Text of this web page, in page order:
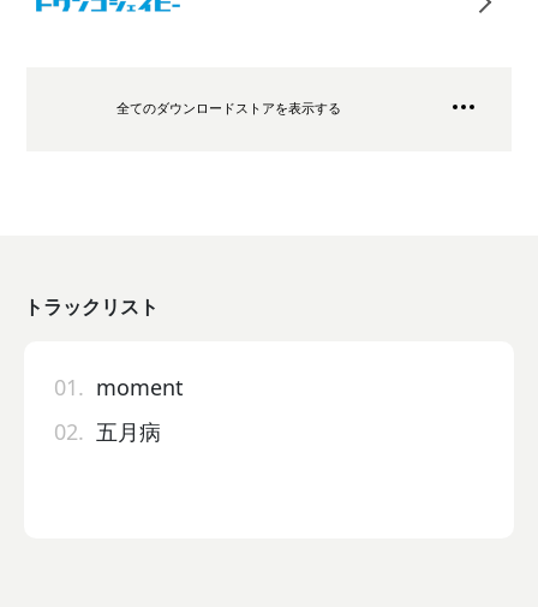
全てのダウンロードストアを表示する
トラックリスト
01. moment
02. 五月病